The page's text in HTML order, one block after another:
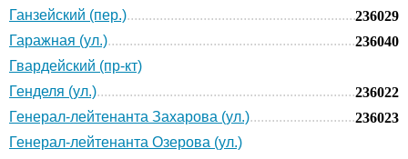
Ганзейский (пер.)
236029
Гаражная (ул.)
236040
Гвардейский (пр-кт)
Генделя (ул.)
236022
Генерал-лейтенанта Захарова (ул.)
236023
Генерал-лейтенанта Озерова (ул.)